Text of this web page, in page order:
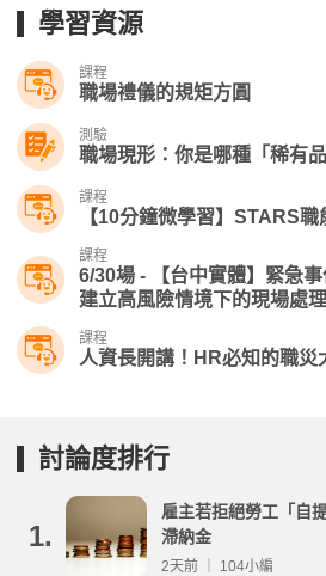
學習資源
課程
職場禮儀的規矩方圓
測驗
職場現形：你是哪種「稀有品
課程
【10分鐘微學習】STARS
課程
6/30場 - 【台中實體】緊急
建立高風險情境下的現場處
課程
人資長開講！HR必知的職災
討論度排行
1.
雇主若拒絕勞工「自
滯納金
2天前 ｜ 104小編